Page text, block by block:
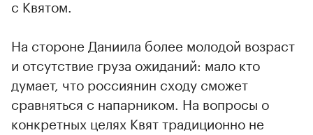
с Квятом.
На стороне Даниила более молодой возраст
и отсутствие груза ожиданий: мало кто
думает, что россиянин сходу сможет
сравняться с напарником. На вопросы о
конкретных целях Квят традиционно не